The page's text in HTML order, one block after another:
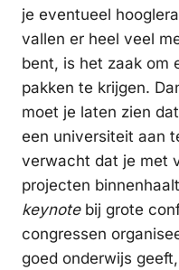
je eventueel
vallen er heel veel
bent, is het zaak om
pakken te krijgen.
moet je laten zien
een universiteit aan
verwacht dat je met
projecten
keynotebij grote
congressen
goed onderwijs